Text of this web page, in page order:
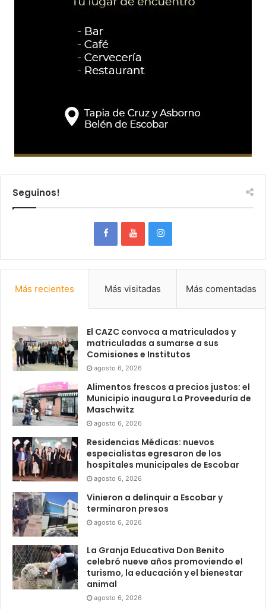
Seguinos!
Más recientes Más visitadas Más comentadas
El CAZC convoca a matriculados y
matriculadas a sumarse a sus
Comisiones e Institutos
agosto 6, 2026
Alimentos frescos a precios justos: el
Municipio inaugura La Proveeduría de
Maschwitz
agosto 6, 2026
Residencias Médicas: nuevos
especialistas egresaron de los
hospitales municipales de Escobar
agosto 6, 2026
Vinieron a delinquir a Escobar y
terminaron presos
agosto 6, 2026
La Granja Educativa Don Benito
celebró nueve años promoviendo el
turismo, la educación y el bienestar
animal
agosto 6, 2026